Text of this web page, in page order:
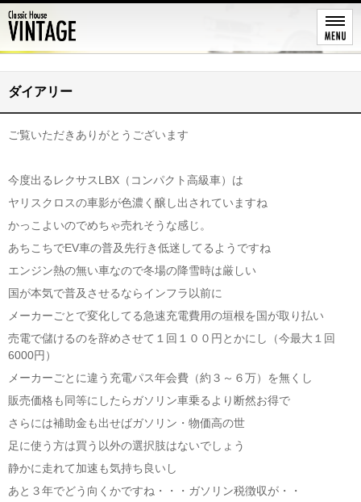
レストア
ダイアリー
ご覧いただきありがとうございます
今度出るレクサスLBX（コンパクト高級車）は
ヤリスクロスの車影が色濃く醸し出されていますね
かっこよいのでめちゃ売れそうな感じ。
あちこちでEV車の普及先行き低迷してるようですね
エンジン熱の無い車なので冬場の降雪時は厳しい
国が本気で普及させるならインフラ以前に
メーカーごとで変化してる急速充電費用の垣根を国が取り払い
売電で儲けるのを辞めさせて１回１００円とかにし（今最大１回
6000円）
メーカーごとに違う充電パス年会費（約３～６万）を無くし
販売価格も同等にしたらガソリン車乗るより断然お得で
さらには補助金も出せばガソリン・物価高の世
足に使う方は買う以外の選択肢はないでしょう
静かに走れて加速も気持ち良いし
あと３年でどう向くかですね・・・ガソリン税徴収が・・